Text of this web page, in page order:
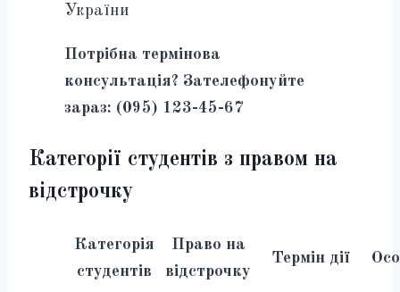
України
Потрібна термінова
консультація? Зателефонуйте
зараз: (095) 123-45-67
Категорії студентів з правом на
відстрочку
Категорія
студентів
Право на
відстрочку
Термін дії